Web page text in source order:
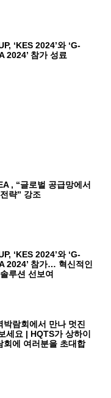
‘KES 2024’와 ‘G-
2024’ 참가 성료
, “글로벌 공급망에서
략” 강조
‘KES 2024’와 ‘G-
2024’ 참가… 혁신적인
루션 선보여
박람회에서 만나 멋진
세요 | HQTS가 상하이
회에 여러분을 초대합